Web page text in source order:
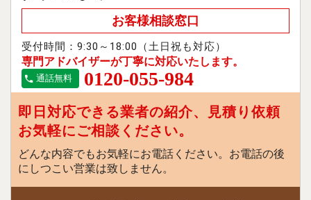
お客様相談窓口
受付時間：9:30～18:00（土日祝も対応）
専門アドバイザーが丁寧に対応いたします。
通話無料 0120-055-984
即日対応できる業者の紹介、見積り依頼
お気軽にご相談ください。
どんな内容でもお気軽にお電話ください。お電話の後
にしつこい営業は致しません。